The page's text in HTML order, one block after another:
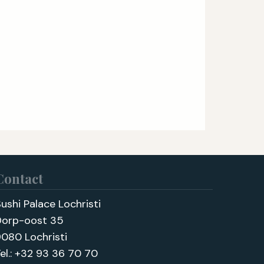
Palace Lochristi
oost 35
Lochristi
+32 93 36 70 70